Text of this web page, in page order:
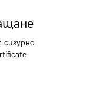
сигурно